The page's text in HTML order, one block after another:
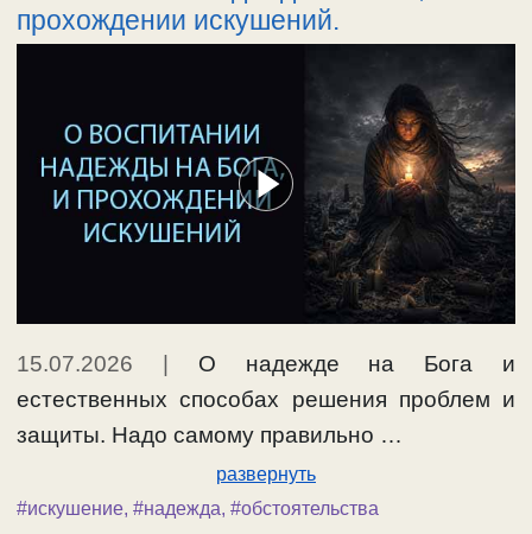
прохождении искушений.
15.07.2026 | О надежде на Бога и
естественных способах решения проблем и
защиты. Надо самому правильно …
развернуть
#искушение, #надежда, #обстоятельства